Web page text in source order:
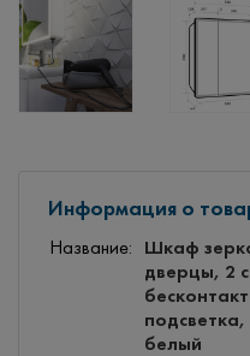
Информация о
Название:
Шкаф
дверцы, 2
подсветка,
белый